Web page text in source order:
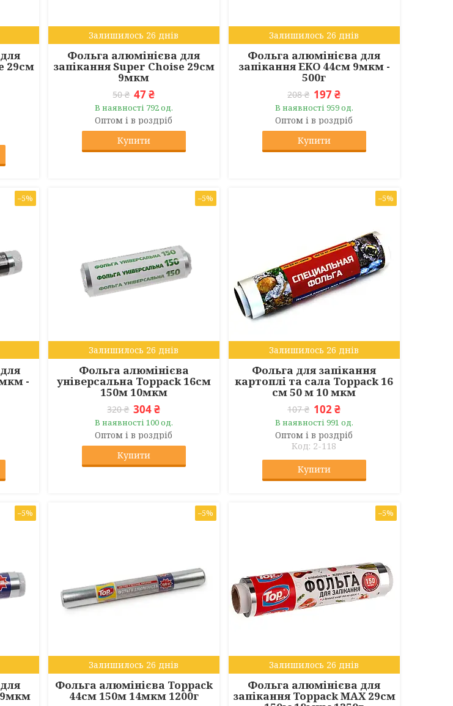
29см
Залишилось 26 днів
Фольга алюмінієва для
запікання Super Choise 29см
9мкм
50 ₴ 47 ₴
В наявності 792 од.
Оптом і в роздріб
Купити
Залишилось 26 днів
Фольга алюмінієва для
запікання ЕКО 44см 9мкм -
500г
208 ₴ 197 ₴
В наявності 959 од.
Оптом і в роздріб
Купити
–5%
-
–5%
Залишилось 26 днів
Фольга алюмінієва
універсальна Toppack 16см
150м 10мкм
320 ₴ 304 ₴
В наявності 100 од.
Оптом і в роздріб
Купити
–5%
Залишилось 26 днів
Фольга для запікання
картоплі та сала Toppack 16
см 50 м 10 мкм
107 ₴ 102 ₴
В наявності 991 од.
Оптом і в роздріб
2-118
Купити
–5%
9мкм
–5%
Залишилось 26 днів
Фольга алюмінієва Toppack
44см 150м 14мкм 1200г
–5%
Залишилось 26 днів
Фольга алюмінієва для
запікання Toppack MAX 29см